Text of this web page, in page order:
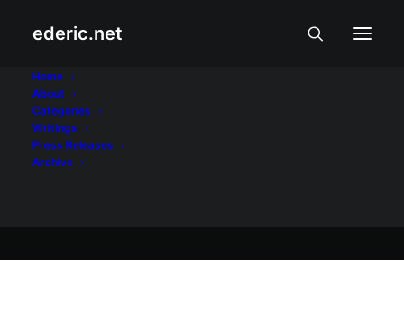
ederic.net
Home
About
Categories
Writings
Press Releases
Archive